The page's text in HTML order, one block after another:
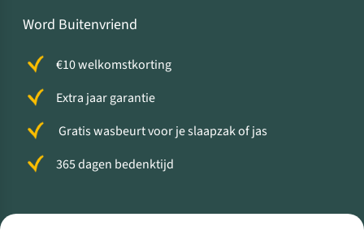
Word Buitenvriend
€10 welkomstkorting
Extra jaar garantie
Gratis wasbeurt voor je slaapzak of jas
365 dagen bedenktijd